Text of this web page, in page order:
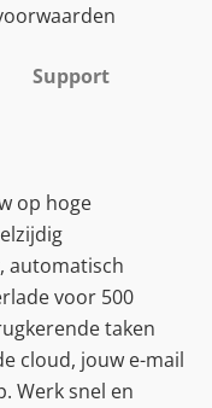
Support
op hoge
automatisch
voor 500
taken
cloud, jouw e-mail
Werk snel en